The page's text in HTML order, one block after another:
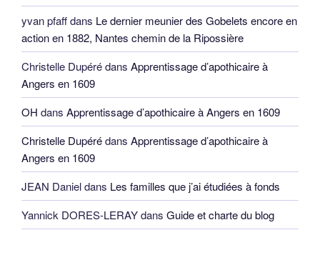
yvan pfaffdans Le dernier meunier des Gobelets encore en
action en 1882, Nantes chemin de la Ripossière
Christelle Dupérédans Apprentissage d’apothicaire à
Angers en 1609
OH dans Apprentissage d’apothicaire à Angers en 1609
Christelle Dupérédans Apprentissage d’apothicaire à
Angers en 1609
JEAN Danieldans Les familles que j’ai étudiées à fonds
Yannick DORES-LERAYdans Guide et charte du blog